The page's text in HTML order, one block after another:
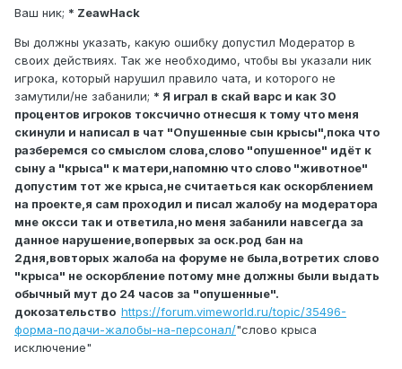
Ваш ник; * ZeawHack
Вы должны указать, какую ошибку допустил Модератор в
своих действиях. Так же необходимо, чтобы вы указали ник
игрока, который нарушил правило чата, и которого не
замутили/не забанили; * Я играл в скай варс и как 30
процентов игроков токсчично отнесшя к тому что меня
скинули и написал в чат "Опушенные сын крысы",пока что
разберемся со смыслом слова,слово "опушенное" идёт к
сыну а "крыса" к матери,напомню что слово "животное"
допустим тот же крыса,не считаеться как оскорблением
на проекте,я сам проходил и писал жалобу на модератора
мне оксси так и ответила,но меня забанили навсегда за
данное нарушение,вопервых за оск.род бан на
2дня,вовторых жалоба на форуме не была,вотретих слово
"крыса" не оскорбление потому мне должны были выдать
обычный мут до 24 часов за "опушенные".
докозательство https://forum.vimeworld.ru/topic/35496-
форма-подачи-жалобы-на-персонал/"слово крыса
исключение"